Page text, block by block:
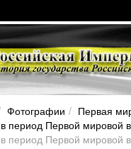
Фотографии
Первая
период Первой мировой
период Первой мировой